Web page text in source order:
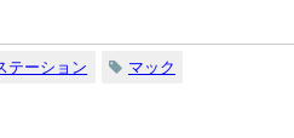
テーション マック